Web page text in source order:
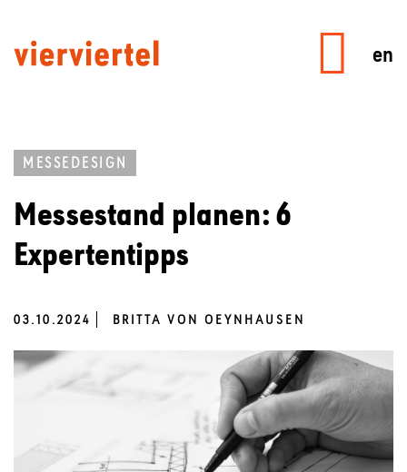
en
MESSEDESIGN
Messestand planen: 6
Expertentipps
03.10.2024 BRITTA VON OEYNHAUSEN